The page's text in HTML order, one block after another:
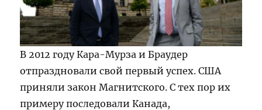
В 2012 году Кара-Мурза и Браудер
отпраздновали свой первый успех. США
приняли закон Магнитского. С тех пор их
примеру последовали Канада,